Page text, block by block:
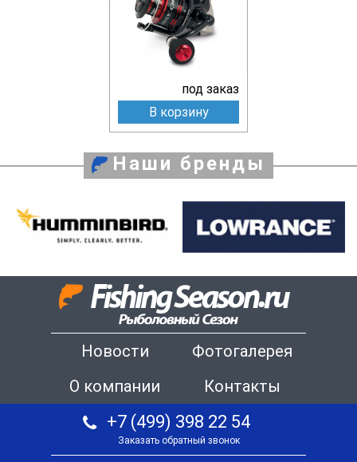
под заказ
В корзину
Наши бренды
Новости
Фотогалерея
О компании
Контакты
+7 (499) 398 22 54
Заказать обратный звонок